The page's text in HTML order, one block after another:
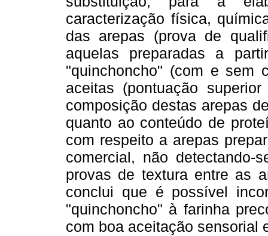
caracterização física,
das arepas (prova de
aquelas preparadas a
"quinchoncho" (com e sem
aceitas (pontuação
composição destas arepas
quanto ao conteúdo de
com respeito a arepas
comercial, não detectando-
provas de textura entre as
conclui que é possível
"quinchoncho" à farinha
com boa aceitação sensorial